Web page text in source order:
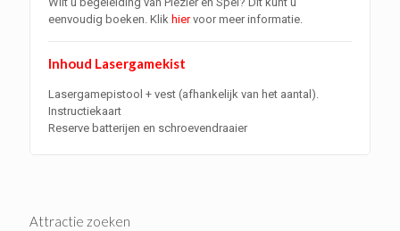
eenvoudig boeken. Klik hiervoor meer informatie.
Inhoud Lasergamekist
Lasergamepistool + vest (afhankelijk van het aantal).
Instructiekaart
Reserve batterijen en schroevendraaier
Attractie zoeken